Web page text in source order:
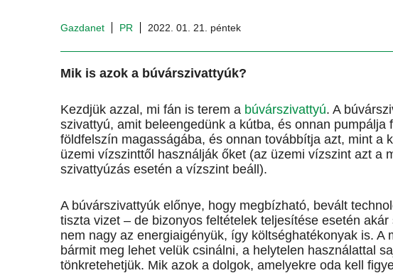
Gazdanet PR 2022. 01. 21. péntek
Mik is azok a búvárszivattyúk?
Kezdjük azzal, mi fán is terem a búvárszivattyú. A
szivattyú, amit beleengedünk a kútba, és onnan
földfelszín magasságába, és onnan továbbítja azt, mint a
üzemi vízszinttől használják őket (az üzemi vízszint azt a
szivattyúzás esetén a vízszint beáll).
A búvárszivattyúk előnye, hogy megbízható, bevált
tiszta vizet – de bizonyos feltételek teljesítése esetén
nem nagy az energiaigényük, így költséghatékonyak is. A
bármit meg lehet velük csinálni, a helytelen használattal
tönkretehetjük. Mik azok a dolgok, amelyekre oda kell